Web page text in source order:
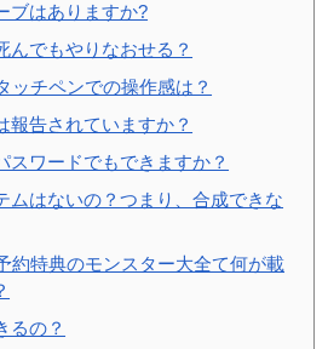
ブはありますか?
んでもやりなおせる？
ッチペンでの操作感は？
報告されていますか？
スワードでもできますか？
ムはないの？つまり、合成できな
約特典のモンスター大全て何が載
るの？